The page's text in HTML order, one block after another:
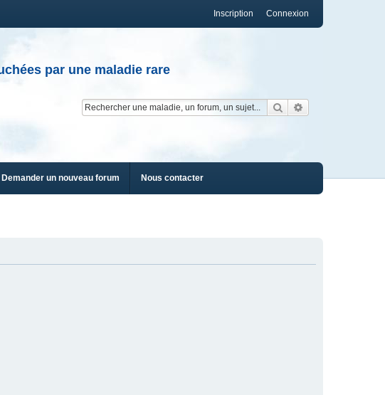
Connexion
Inscription
par une maladie rare
Rechercher
Demander un nouveau forum Nous contacter